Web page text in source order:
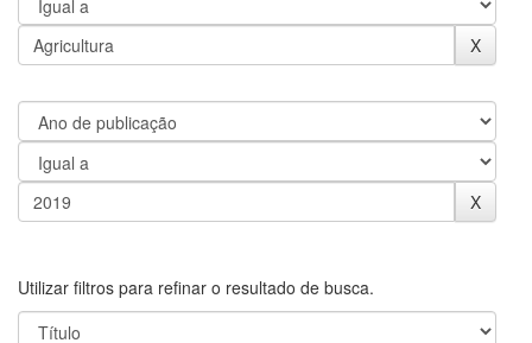
Utilizar filtros para refinar o resultado de busca.